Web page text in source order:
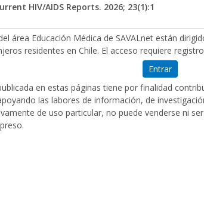
HIV/AIDS Reports. 2026; 23(1):1
área Educación Médica de SAVALnet están
residentes en Chile. El acceso requiere
Entrar
en estas páginas tiene por finalidad
las labores de información, de
de uso particular, no puede venderse ni